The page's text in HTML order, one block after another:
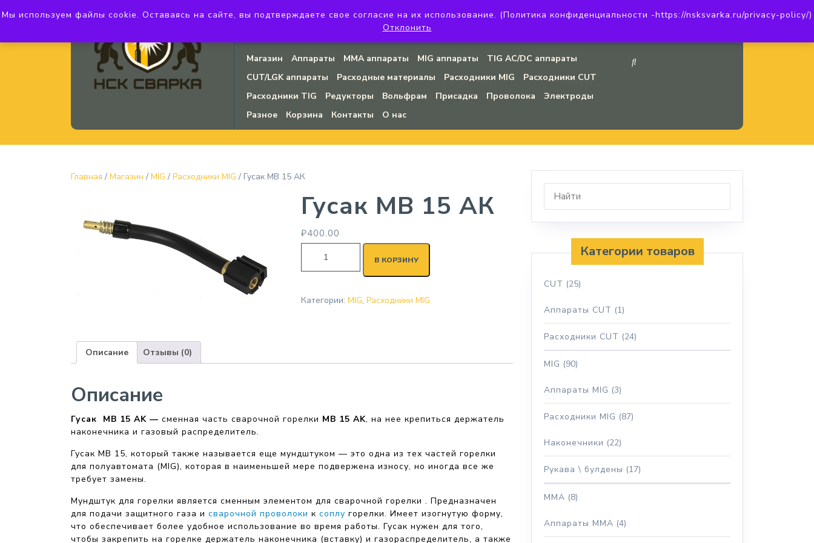
ул. Богдана Хмельницкого, 45 (угловое помещение)
+7 (923) 142-20-20
Наш INSTAGRAM
Магазин Аппараты MMA аппараты MIG аппараты
TIG AC/DC аппараты
CUT/LGK аппараты
Расходные материалы Расходники MIG
Расходники CUT
Расходники TIG
Редукторы Вольфрам Присадка Проволока
Электроды
Разное
Корзина Контакты О нас
Главная / Магазин / MIG / Расходники MIG / Гусак MB 15 АК
Гусак MB 15 АК
₽400.00
В КОРЗИНУ
Категории: MIG, Расходники MIG
Описание Отзывы (0)
Описание
Гусак MB 15 AK — сменная часть сварочной горелки MB 15 AK, на нее крепиться держатель
наконечника и газовый распределитель.
Гусак MB 15, который также называется еще мундштуком — это одна из тех частей горелки
для полуавтомата (MIG), которая в наименьшей мере подвержена износу, но иногда все же
требует замены.
Мундштук для горелки является сменным элементом для сварочной горелки . Предназначен
для подачи защитного газа и сварочной проволоки к соплу горелки. Имеет изогнутую форму,
что обеспечивает более удобное использование во время работы. Гусак нужен для того,
чтобы закрепить на горелке держатель наконечника (вставку) и газораспределитель, а также
Категории товаров
CUT (25)
Аппараты CUT (1)
Расходники CUT (24)
MIG (90)
Аппараты MIG (3)
Расходники MIG (87)
Наконечники (22)
Рукава \ булдены (17)
MMA (8)
Аппараты MMA (4)
Мы используем файлы cookie. Оставаясь на сайте, вы подтверждаете свое согласие на их использование. (Политика конфиденциальности -https://nsksvarka.ru/privacy-policy/)
Отклонить